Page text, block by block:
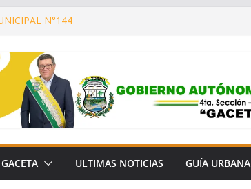
N°144
COOPERACIÓN CON LA FUNDACIÓN PARA
DEL BOSQUE CHIQUITANO (FCBC)
MUNICIPAL N° 657/2026
N° 145
GACETA ULTIMAS NOTICIAS GUÍA URBANA